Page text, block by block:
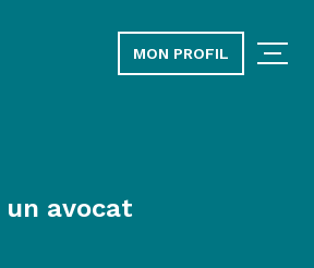
MON PROFIL
un avocat